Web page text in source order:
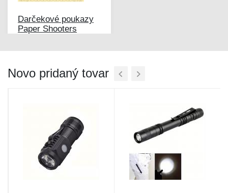
Darčekové poukazy
Paper Shooters
Novo pridaný tovar